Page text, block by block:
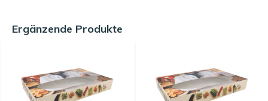
Ergänzende Produkte